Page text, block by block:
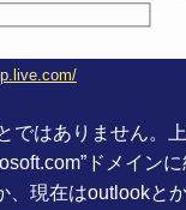
ではありません。
ドメインに
現在はoutlookと